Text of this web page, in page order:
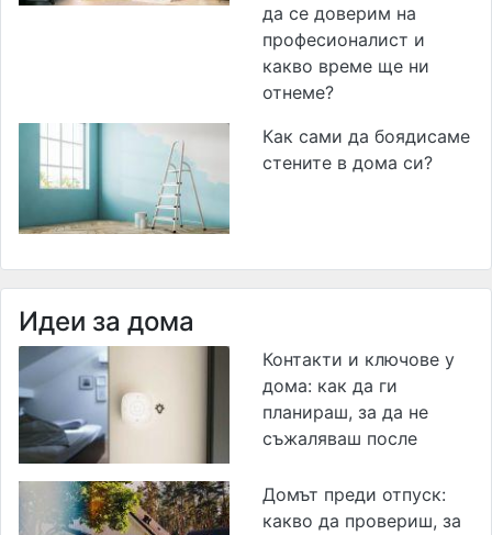
да се доверим на
професионалист и
какво време ще ни
отнеме?
Как сами да боядисаме
стените в дома си?
Идеи за дома
Контакти и ключове у
дома: как да ги
планираш, за да не
съжаляваш после
Домът преди отпуск:
какво да провериш, за